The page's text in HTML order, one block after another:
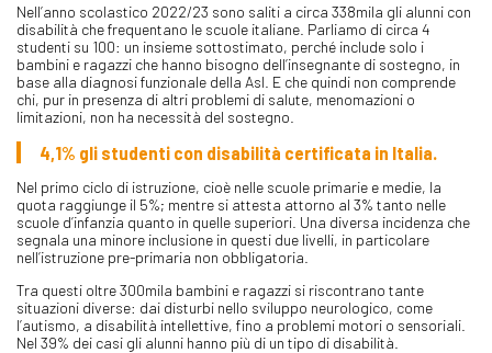
Nell’anno scolastico 2022/23 sono saliti a circa 338mila gli alunni con
disabilità che frequentano le scuole italiane. Parliamo di circa 4
studenti su 100: un insieme sottostimato, perché include solo i
bambini e ragazzi che hanno bisogno dell’insegnante di sostegno, in
base alla diagnosi funzionale della Asl. E che quindi non comprende
chi, pur in presenza di altri problemi di salute, menomazioni o
limitazioni, non ha necessità del sostegno.
4,1% gli studenti con disabilità certificata in Italia.
Nel primo ciclo di istruzione, cioè nelle scuole primarie e medie, la
quota raggiunge il 5%; mentre si attesta attorno al 3% tanto nelle
scuole d’infanzia quanto in quelle superiori. Una diversa incidenza che
segnala una minore inclusione in questi due livelli, in particolare
nell’istruzione pre-primaria non obbligatoria.
Tra questi oltre 300mila bambini e ragazzi si riscontrano tante
situazioni diverse: dai disturbi nello sviluppo neurologico, come
l’autismo, a disabilità intellettive, fino a problemi motori o sensoriali.
Nel 39% dei casi gli alunni hanno più di un tipo di disabilità.